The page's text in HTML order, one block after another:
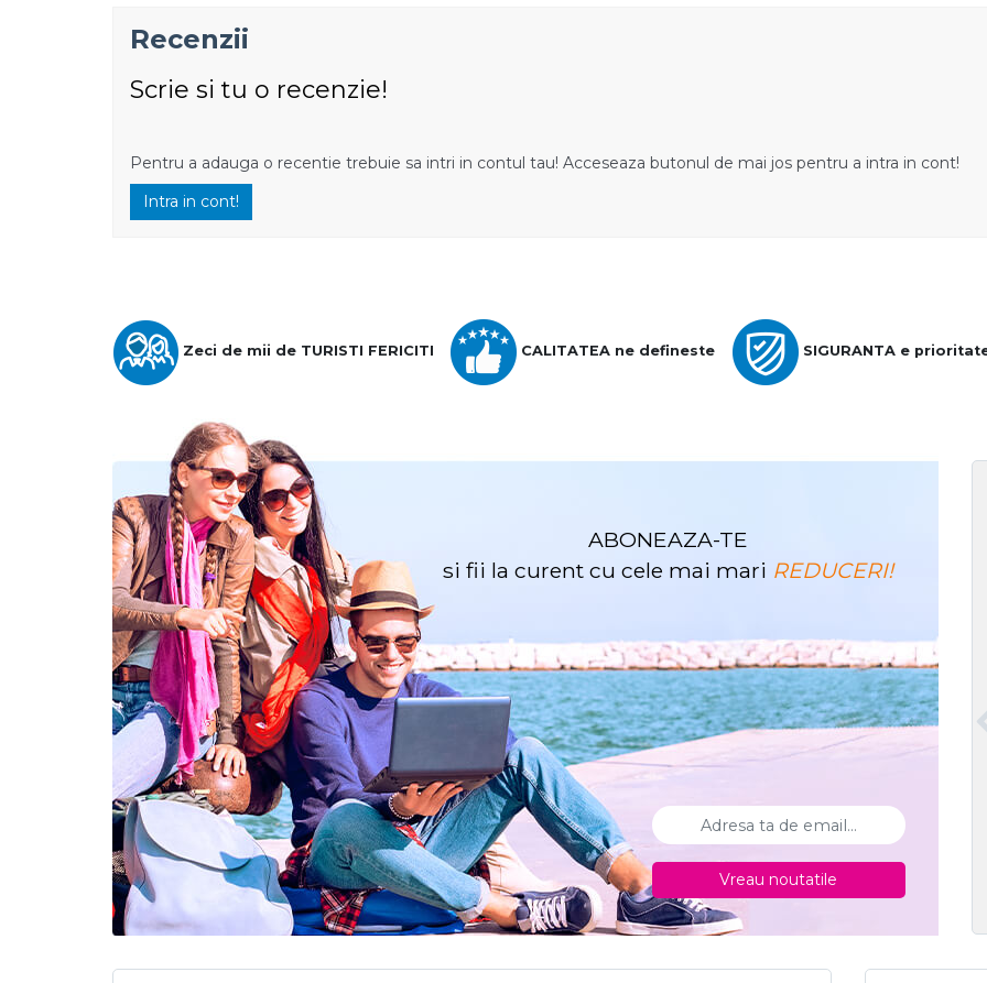
Recenzii
Scrie si tu o recenzie!
Pentru a adauga o recentie trebuie sa intri in contul tau! Acceseaza butonul de mai jos pentru a intra in cont!
Intra in cont!
Zeci de mii de TURISTI FERICITI CALITATEA ne defineste SIGURANTA e
ABONEAZA-TE
si fii la curent cu cele mai mari REDUCERI!
Vreau noutatile